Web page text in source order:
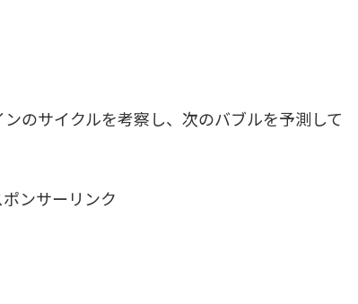
のサイクルを考察し、次のバブルを予測して
ポンサーリンク